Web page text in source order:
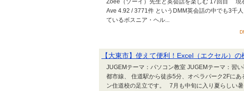
Zoee（ゾーイ）先生と英会話を楽しむ 17回目 現
Ave 4.92 / 3771件 というDMM英会話の中でも3千
ているボスニア・ヘル...
【大東市】使えて便利！Excel（エクセル）の
JUGEMテーマ：パソコン教室 JUGEMテーマ：習
都市線、 住道駅から徒歩5分、オペラパーク2Fに
ン住道校の足立です。 7月も中旬に入り夏らしい